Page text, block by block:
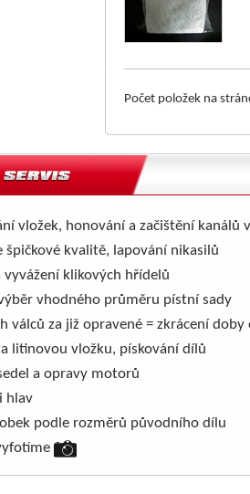
Počet položek na
vložek, honování a začištění kanálů
špičkové kvalitě, lapování nikasilů
vyvážení klikových hřídelů
vhodného průměru pístní sady
válců za již opravené = zkrácení doby
litinovou vložku, pískování dílů
a opravy motorů
hlav
podle rozměrů původního dílu